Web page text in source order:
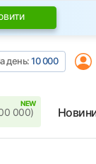
день:10 000
000)